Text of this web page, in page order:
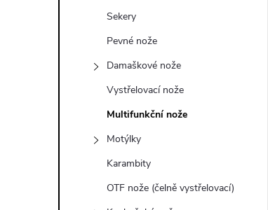
Sekery
Pevné nože
Damaškové nože
Vystřelovací nože
Multifunkční nože
Motýlky
Karambity
OTF nože (čelně vystřelovací)